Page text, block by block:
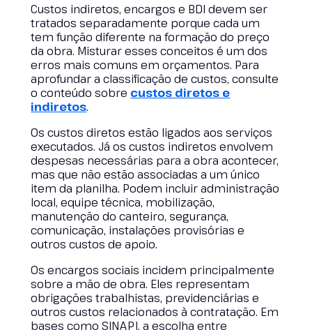
Custos indiretos, encargos e BDI devem ser
tratados separadamente porque cada um
tem função diferente na formação do preço
da obra. Misturar esses conceitos é um dos
erros mais comuns em orçamentos. Para
aprofundar a classificação de custos, consulte
o conteúdo sobre custos diretos e
indiretos.
Os custos diretos estão ligados aos serviços
executados. Já os custos indiretos envolvem
despesas necessárias para a obra acontecer,
mas que não estão associadas a um único
item da planilha. Podem incluir administração
local, equipe técnica, mobilização,
manutenção do canteiro, segurança,
comunicação, instalações provisórias e
outros custos de apoio.
Os encargos sociais incidem principalmente
sobre a mão de obra. Eles representam
obrigações trabalhistas, previdenciárias e
outros custos relacionados à contratação. Em
bases como SINAPI, a escolha entre